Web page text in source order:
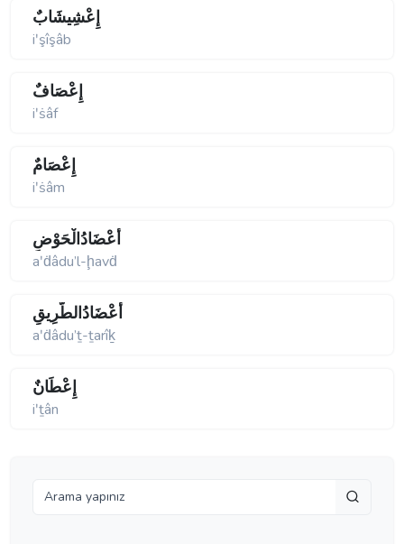
إِعْشِيشَابٌ
iʹşîşâb
إِعْصَافٌ
iʹṡâf
إِعْصَامٌ
iʹṡâm
أَعْضَادُالْحَوْضِ
aʹḋâdu’l-ḩavḋ
أَعْضَادُالطَّرِيقِ
aʹḋâdu’ṯ-ṯarîḵ
إِعْطَانٌ
iʹṯân